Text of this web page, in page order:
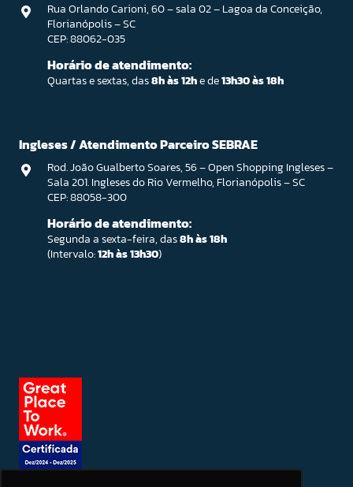
Rua Orlando Carioni, 60 – sala 02 – Lagoa da Conceição,
Florianópolis – SC
CEP: 88062-035
Horário de atendimento:
Quartas e sextas, das8h às 12he de13h30 às 18h
Ingleses / Atendimento Parceiro SEBRAE
Rod. João Gualberto Soares, 56 – Open Shopping Ingleses –
Sala 201. Ingleses do Rio Vermelho, Florianópolis – SC
CEP: 88058-300
Horário de atendimento:
Segunda a sexta-feira, das8h às 18h
(Intervalo:12h às 13h30)